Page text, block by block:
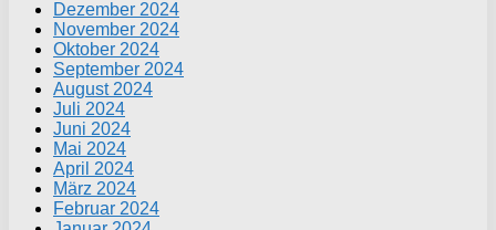
Dezember 2024
November 2024
Oktober 2024
September 2024
August 2024
Juli 2024
Juni 2024
Mai 2024
April 2024
März 2024
Februar 2024